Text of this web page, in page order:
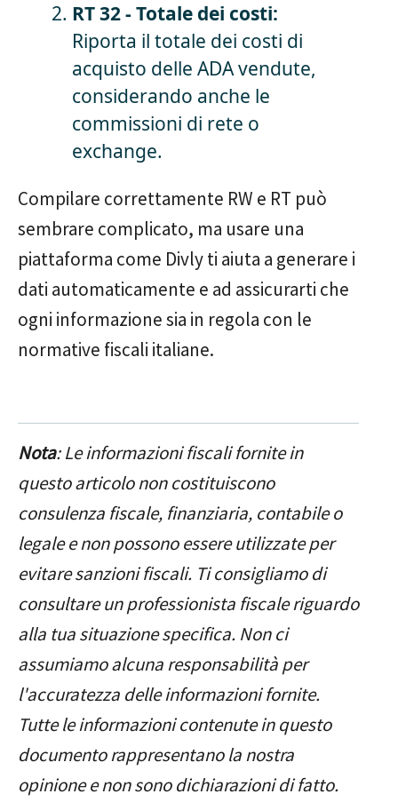
RT 32 - Totale dei costi:
Riporta il totale dei costi di
acquisto delle ADA vendute,
considerando anche le
commissioni di rete o
exchange.
Compilare correttamente RW e RT può
sembrare complicato, ma usare una
piattaforma come Divly ti aiuta a generare i
dati automaticamente e ad assicurarti che
ogni informazione sia in regola con le
normative fiscali italiane.
Nota: Le informazioni fiscali fornite in
questo articolo non costituiscono
consulenza fiscale, finanziaria, contabile o
legale e non possono essere utilizzate per
evitare sanzioni fiscali. Ti consigliamo di
consultare un professionista fiscale riguardo
alla tua situazione specifica. Non ci
assumiamo alcuna responsabilità per
l'accuratezza delle informazioni fornite.
Tutte le informazioni contenute in questo
documento rappresentano la nostra
opinione e non sono dichiarazioni di fatto.